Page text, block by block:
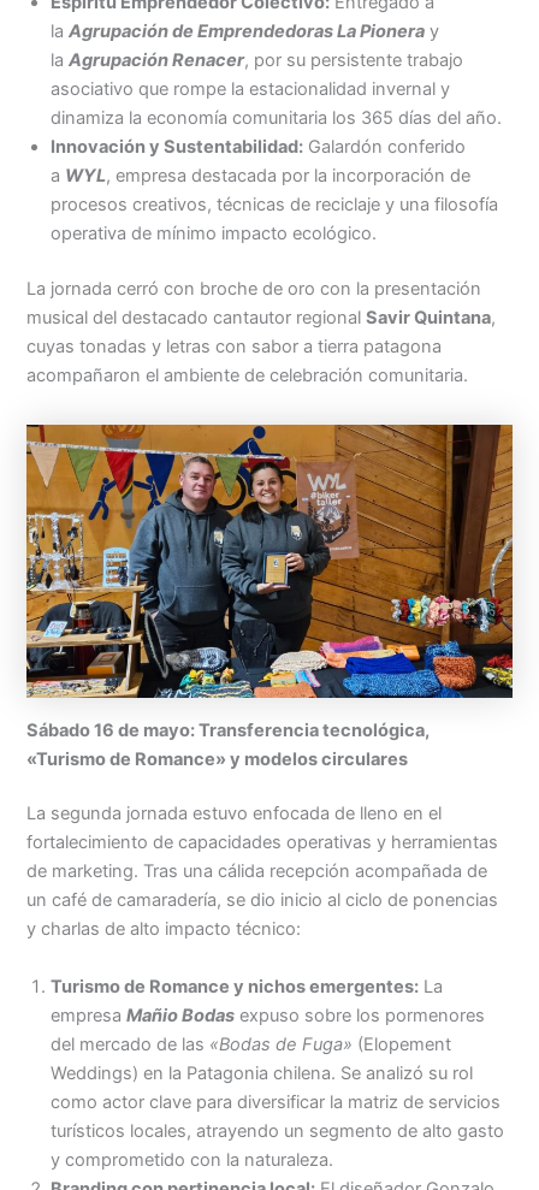
laAgrupación de Emprendedoras La Pionera y
laAgrupación Renacer, por su persistente trabajo
asociativo que rompe la estacionalidad invernal y
dinamiza la economía comunitaria los 365 días del año.
Innovación y Sustentabilidad: Galardón conferido
a WYL, empresa destacada por la incorporación de
procesos creativos, técnicas de reciclaje y una filosofía
operativa de mínimo impacto ecológico.
La jornada cerró con broche de oro con la presentación
musical del destacado cantautor regionalSavir Quintana,
cuyas tonadas y letras con sabor a tierra patagona
acompañaron el ambiente de celebración comunitaria.
Sábado 16 de mayo: Transferencia tecnológica,
«Turismo de Romance» y modelos circulares
La segunda jornada estuvo enfocada de lleno en el
fortalecimiento de capacidades operativas y herramientas
de marketing. Tras una cálida recepción acompañada de
un café de camaradería, se dio inicio al ciclo de ponencias
y charlas de alto impacto técnico:
Turismo de Romance y nichos emergentes: La
empresaMañio Bodas expuso sobre los pormenores
del mercado de las «Bodas de Fuga» (Elopement
Weddings) en la Patagonia chilena. Se analizó su rol
como actor clave para diversificar la matriz de servicios
turísticos locales, atrayendo un segmento de alto gasto
y comprometido con la naturaleza.